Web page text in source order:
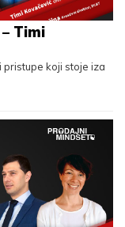
Timi
pristupe koji stoje iza